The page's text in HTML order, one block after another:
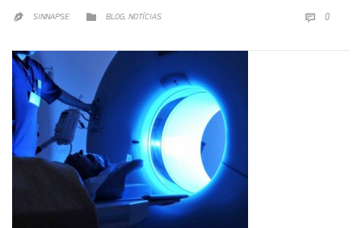
 SINNAPSE  CATEGORY
BLOG, NOTÍCIAS  0